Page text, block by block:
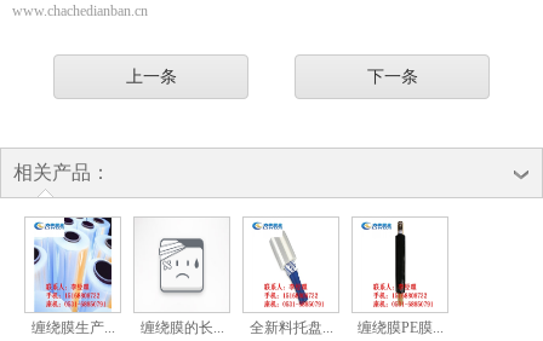
www.chachedianban.cn
上一条 下一条
相关产品：
缠绕膜生产... 缠绕膜的长... 全新料托盘... 缠绕膜PE膜...